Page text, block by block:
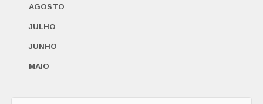
AGOSTO
JULHO
JUNHO
MAIO